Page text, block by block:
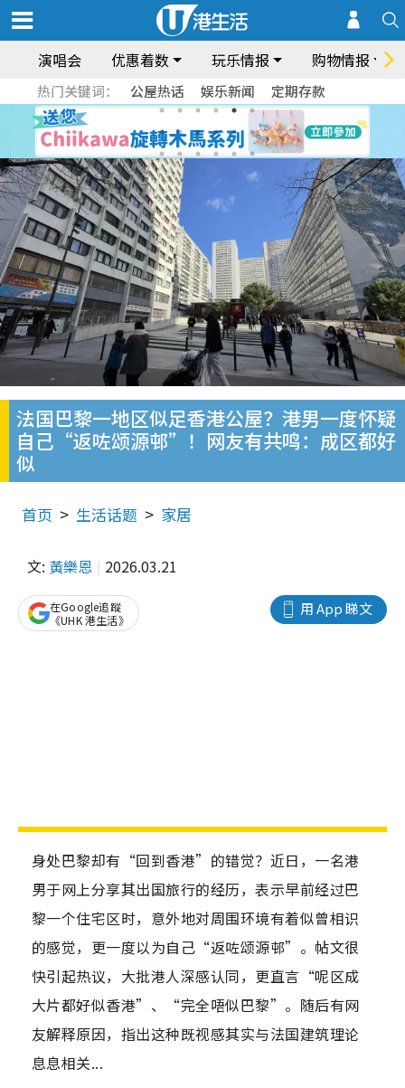
演唱会 优惠着数 玩乐情报 购物情报
热门关键词： 公屋热话 娱乐新闻 定期存款
法国巴黎一地区似足香港公屋？港男一度怀疑
自己“返咗颂源邨”！网友有共鸣：成区都好
似
首页 生活话题 家居
文: 黃樂恩 2026.03.21
用 App 睇文
在Google追蹤
《UHK 港生活》
身处巴黎却有“回到香港”的错觉？近日，一名港
男于网上分享其出国旅行的经历，表示早前经过巴
黎一个住宅区时，意外地对周围环境有着似曾相识
的感觉，更一度以为自己“返咗颂源邨”。帖文很
快引起热议，大批港人深感认同，更直言“呢区成
大片都好似香港”、“完全唔似巴黎”。随后有网
友解释原因，指出这种既视感其实与法国建筑理论
息息相关...